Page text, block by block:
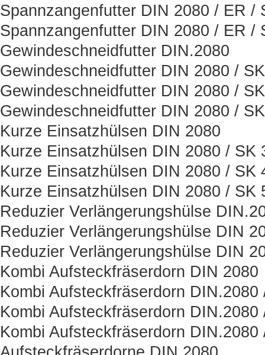
Spannzangenfutter DIN 2080 / ER /
Spannzangenfutter DIN 2080 / ER /
Gewindeschneidfutter DIN.2080
Gewindeschneidfutter DIN 2080 /
Gewindeschneidfutter DIN 2080 /
Gewindeschneidfutter DIN 2080 /
Kurze Einsatzhülsen DIN 2080
Kurze Einsatzhülsen DIN 2080 / SK
Kurze Einsatzhülsen DIN 2080 / SK
Kurze Einsatzhülsen DIN 2080 / SK
Reduzier Verlängerungshülse
Reduzier Verlängerungshülse DIN
Reduzier Verlängerungshülse DIN
Kombi Aufsteckfräserdorn DIN 2080
Kombi Aufsteckfräserdorn DIN.2080
Kombi Aufsteckfräserdorn DIN.2080
Kombi Aufsteckfräserdorn DIN.2080